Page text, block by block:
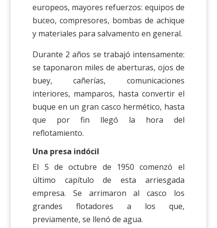
europeos, mayores refuerzos: equipos de
buceo, compresores, bombas de achique
y materiales para salvamento en general.
Durante 2 años se trabajó intensamente:
se taponaron miles de aberturas, ojos de
buey, cañerías, comunicaciones
interiores, mamparos, hasta convertir el
buque en un gran casco hermético, hasta
que por fin llegó la hora del
reflotamiento.
Una presa indócil
El 5 de octubre de 1950 comenzó el
último capítulo de esta arriesgada
empresa. Se arrimaron al casco los
grandes flotadores a los que,
previamente, se llenó de agua.